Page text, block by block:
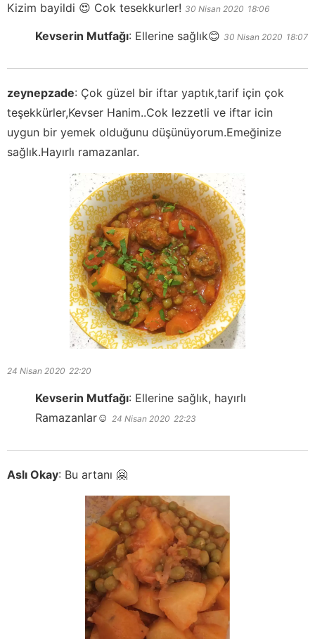
Kizim bayildi 😍 Cok tesekkurler! 30 Nisan 2020 18:06
Kevserin Mutfağı: Ellerine sağlık😊 30 Nisan 2020 18:07
zeynepzade: Çok güzel bir iftar yaptık,tarif için çok
teşekkürler,Kevser Hanim..Cok lezzetli ve iftar icin
uygun bir yemek olduğunu düşünüyorum.Emeğinize
sağlık.Hayırlı ramazanlar.
24 Nisan 2020 22:20
Kevserin Mutfağı: Ellerine sağlık, hayırlı
Ramazanlar☺️ 24 Nisan 2020 22:23
Aslı Okay: Bu artanı 🤗